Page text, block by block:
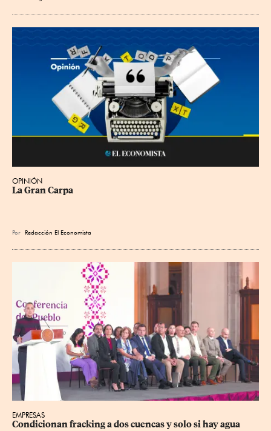
OPINIÓN
La Gran Carpa
Por Redacción El Economista
EMPRESAS
Condicionan fracking a dos cuencas y solo si hay agua